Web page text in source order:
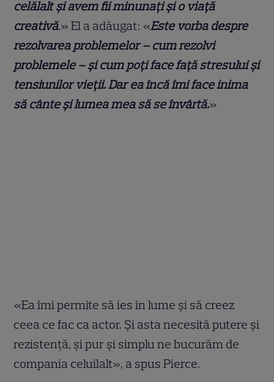
celălalt și avem fii minunați și o viață
creativă.» El a adăugat: «Este vorba despre
rezolvarea problemelor – cum rezolvi
problemele – și cum poți face față stresului și
tensiunilor vieții. Dar ea încă îmi face inima
să cânte și lumea mea să se învârtă.»
«Ea îmi permite să ies în lume și să creez
ceea ce fac ca actor. Și asta necesită putere și
rezistență, și pur și simplu ne bucurăm de
compania celuilalt», a spus Pierce.